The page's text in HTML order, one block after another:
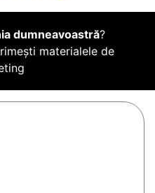
dumneavoastră?
materialele de